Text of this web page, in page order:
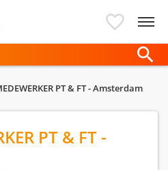
PT & FT - Amsterdam
PT & FT -